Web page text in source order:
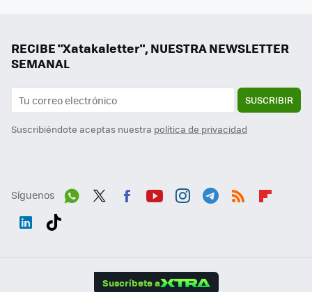
RECIBE "Xatakaletter", NUESTRA NEWSLETTER
SEMANAL
SUSCRIBIR
Suscribiéndote aceptas nuestra política de privacidad
Síguenos
Suscríbete a